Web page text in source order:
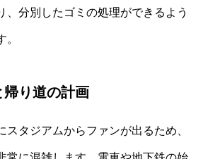
、分別したゴミの処理ができるよう
り道の計画
スタジアムからファンが出るため、